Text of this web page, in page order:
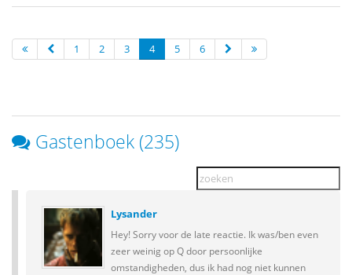
1 2 3 4 5 6
Gastenboek (235)
Lysander
Hey! Sorry voor de late reactie. Ik was/ben even
zeer weinig op Q door persoonlijke
omstandigheden, dus ik had nog niet kunnen